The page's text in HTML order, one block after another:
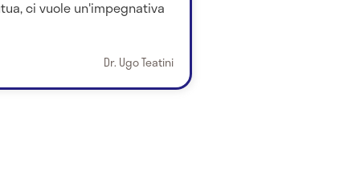
ci vuole un'impegnativa
Dr. Ugo Teatini